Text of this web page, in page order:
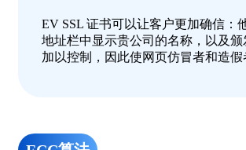
EV SSL 证书可以让客户更加确信：
地址栏中显示贵公司的名称，以及
加以控制，因此使网页仿冒者和造